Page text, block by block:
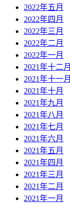
2022年五月
2022年四月
2022年三月
2022年二月
2022年一月
2021年十二月
2021年十一月
2021年十月
2021年九月
2021年八月
2021年七月
2021年六月
2021年五月
2021年四月
2021年三月
2021年二月
2021年一月